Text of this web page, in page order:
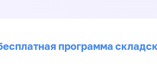
программа